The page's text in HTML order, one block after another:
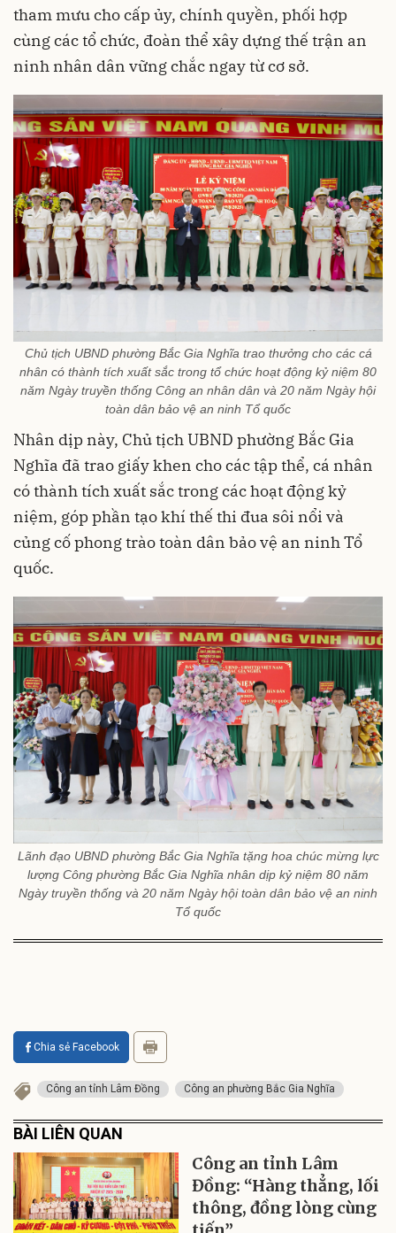
tham mưu cho cấp ủy, chính quyền, phối hợp
cùng các tổ chức, đoàn thể xây dựng thế trận an
ninh nhân dân vững chắc ngay từ cơ sở.
Chủ tịch UBND phường Bắc Gia Nghĩa trao thưởng cho các cá
nhân có thành tích xuất sắc trong tổ chức hoạt động kỷ niệm 80
năm Ngày truyền thống Công an nhân dân và 20 năm Ngày hội
toàn dân bảo vệ an ninh Tổ quốc
Nhân dịp này, Chủ tịch UBND phường Bắc Gia
Nghĩa đã trao giấy khen cho các tập thể, cá nhân
có thành tích xuất sắc trong các hoạt động kỷ
niệm, góp phần tạo khí thế thi đua sôi nổi và
củng cố phong trào toàn dân bảo vệ an ninh Tổ
quốc.
Lãnh đạo UBND phường Bắc Gia Nghĩa tặng hoa chúc mừng lực
lượng Công phường Bắc Gia Nghĩa nhân dịp kỷ niệm 80 năm
Ngày truyền thống và 20 năm Ngày hội toàn dân bảo vệ an ninh
Tổ quốc
Chia sẻ Facebook
Công an tỉnh Lâm Đồng Công an phường Bắc Gia Nghĩa
BÀI LIÊN QUAN
Công an tỉnh Lâm
Đồng: “Hàng thẳng, lối
thông, đồng lòng cùng